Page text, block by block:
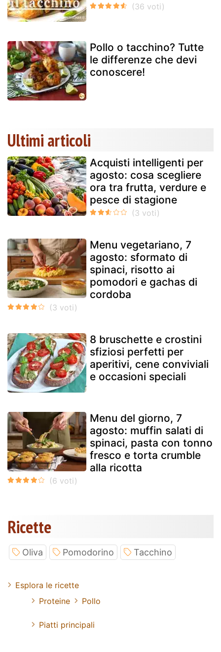
Pollo o tacchino? Tutte
le differenze che devi
conoscere!
Ultimi articoli
Acquisti intelligenti per
agosto: cosa scegliere
ora tra frutta, verdure e
pesce di stagione
Menu vegetariano, 7
agosto: sformato di
spinaci, risotto ai
pomodori e gachas di
cordoba
8 bruschette e crostini
sfiziosi perfetti per
aperitivi, cene conviviali
e occasioni speciali
Menu del giorno, 7
agosto: muffin salati di
spinaci, pasta con tonno
fresco e torta crumble
alla ricotta
Ricette
Oliva Pomodorino Tacchino
Esplora le ricette
Proteine
Pollo
Piatti principali